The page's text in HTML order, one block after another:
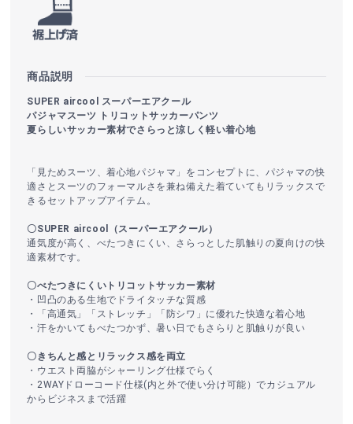
商品説明
SUPER aircool スーパーエアクール
パジャマスーツ トリコットサッカーパンツ
夏らしいサッカー素材でさらっと涼しく軽い着心地
「見ためスーツ、着心地パジャマ」をコンセプトに、パジャマの快
適さとスーツのフォーマルさを兼ね備えた着ていてもリラックスで
きるセットアップアイテム。
〇SUPER aircool（スーパーエアクール）
通気度が高く、べたつきにくい、さらっとした肌触りの夏向けの快
適素材です。
〇べたつきにくいトリコットサッカー素材
・凹凸のある生地でドライタッチな質感
・「高通気」「ストレッチ」「防シワ」に優れた快適な着心地
・汗をかいてもべたつかず、暑い日でもさらりと肌触りが良い
〇きちんと感とリラックス感を両立
・ウエスト両脇がシャーリング仕様でらく
・2WAYドローコード仕様(内と外で使い分け可能）でカジュアル
からビジネスまで活躍